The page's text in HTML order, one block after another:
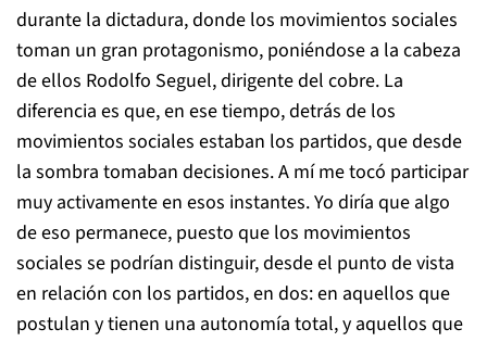
durante la dictadura, donde los movimientos sociales
toman un gran protagonismo, poniéndose a la cabeza
de ellos Rodolfo Seguel, dirigente del cobre. La
diferencia es que, en ese tiempo, detrás de los
movimientos sociales estaban los partidos, que desde
la sombra tomaban decisiones. A mí me tocó participar
muy activamente en esos instantes. Yo diría que algo
de eso permanece, puesto que los movimientos
sociales se podrían distinguir, desde el punto de vista
en relación con los partidos, en dos: en aquellos que
postulan y tienen una autonomía total, y aquellos que